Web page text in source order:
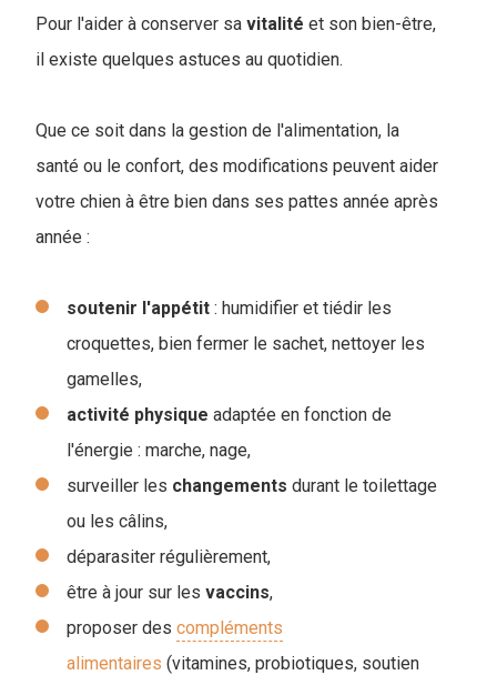
Pour l'aider à conserver sa vitalité et son bien-être,
il existe quelques astuces au quotidien.
Que ce soit dans la gestion de l'alimentation, la
santé ou le confort, des modifications peuvent aider
votre chien à être bien dans ses pattes année après
année :
soutenir l'appétit : humidifier et tiédir les
croquettes, bien fermer le sachet, nettoyer les
gamelles,
activité physique adaptée en fonction de
l'énergie : marche, nage,
surveiller les changements durant le toilettage
ou les câlins,
déparasiter régulièrement,
être à jour sur les vaccins,
proposer des compléments
alimentaires (vitamines, probiotiques, soutien